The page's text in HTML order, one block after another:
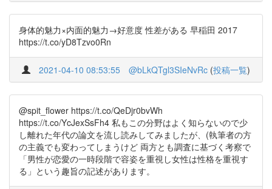
身体的魅力×内面的魅力→好意度 性差がある 早稲田 2017
https://t.co/yD8Tzvo0Rn
2021-04-10 08:53:55 @bLkQTgl3SIeNvRc (投稿一覧)
@spit_flower https://t.co/QeDjr0bvWh
https://t.co/YcJexSsFh4 私もこの分野はよく知らないので少
し離れた年代の論文を流し読みしてみましたが、(執筆者の方
の主義でも変わってしまうけど 両方とも調査に基づく考察で
「男性が恋愛の一時段階で容姿を重視し女性は性格を重視す
る」という趣旨の記述があります。